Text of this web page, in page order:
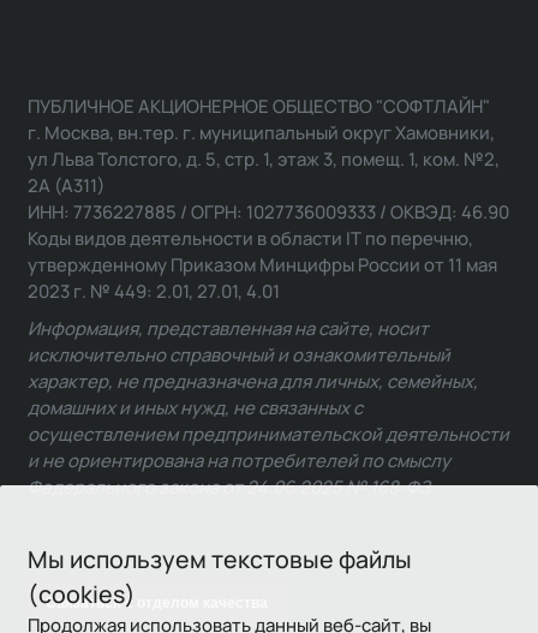
Мы используем текстовые файлы
(cookies)
Продолжая использовать данный веб-сайт, вы
Связаться с отделом качества
ПУБЛИЧНОЕ АКЦИОНЕРНОЕ ОБЩЕСТВО "СОФТЛАЙН"
г. Москва, вн.тер. г. муниципальный округ Хамовники,
ул Льва Толстого, д. 5, стр. 1, этаж 3, помещ. 1, ком. №2,
2А (А311)
ИНН: 7736227885 / ОГРН: 1027736009333 / ОКВЭД: 46.90
Коды видов деятельности в области IT по перечню,
утвержденному Приказом Минцифры России от 11 мая
2023 г. № 449: 2.01, 27.01, 4.01
Информация, представленная на сайте, носит
исключительно справочный и ознакомительный
характер, не предназначена для личных, семейных,
домашних и иных нужд, не связанных с
осуществлением предпринимательской деятельности
и не ориентирована на потребителей по смыслу
Федерального закона от 24.06.2025 № 168-ФЗ.